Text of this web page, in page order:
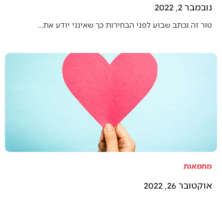
נובמבר 2, 2022
טור זה נכתב שבוע לפני הבחירות כך שאינני יודע את…
מחמאות
אוקטובר 26, 2022